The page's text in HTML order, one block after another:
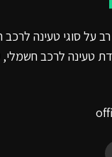
על סוגי טעינה
לרכב חשמלי,